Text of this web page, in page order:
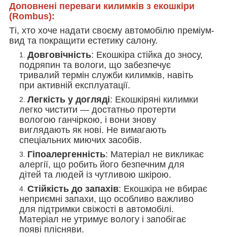
Доповнені переваги килимків з екошкіри
(Rombus):
Ті, хто хоче надати своєму автомобілю преміум-
вид та покращити естетику салону.
Довговічність: Екошкіра стійка до зносу,
подряпин та вологи, що забезпечує
тривалий термін служби килимків, навіть
при активній експлуатації.
Легкість у догляді: Екошкіряні килимки
легко чистити — достатньо протерти
вологою ганчіркою, і вони знову
виглядають як нові. Не вимагають
спеціальних миючих засобів.
Гіпоалергенність: Матеріал не викликає
алергії, що робить його безпечним для
дітей та людей із чутливою шкірою.
Стійкість до запахів: Екошкіра не вбирає
неприємні запахи, що особливо важливо
для підтримки свіжості в автомобілі.
Матеріал не утримує вологу і запобігає
появі плісняви.